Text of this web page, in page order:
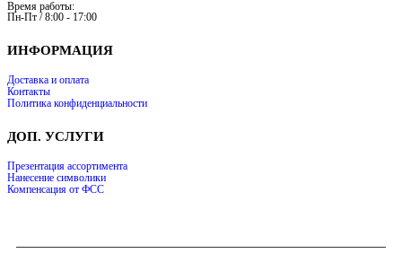
Время работы:
Пн-Пт / 8:00 - 17:00
ИНФОРМАЦИЯ
Доставка и оплата
Контакты
Политика конфиденциальности
ДОП. УСЛУГИ
Презентация ассортимента
Нанесение символики
Компенсация от ФСС